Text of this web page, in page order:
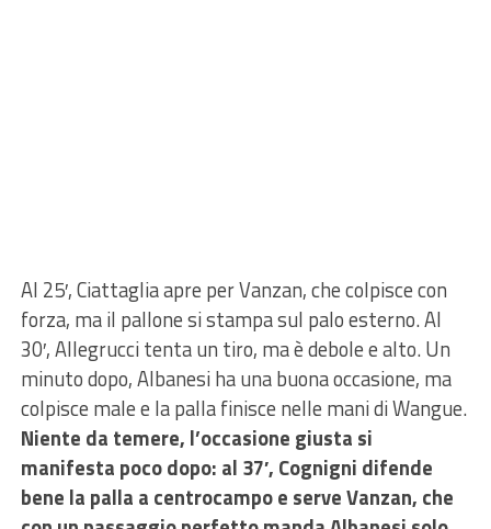
Al 25′, Ciattaglia apre per Vanzan, che colpisce con
forza, ma il pallone si stampa sul palo esterno. Al
30′, Allegrucci tenta un tiro, ma è debole e alto. Un
minuto dopo, Albanesi ha una buona occasione, ma
colpisce male e la palla finisce nelle mani di Wangue.
Niente da temere, l’occasione giusta si
manifesta poco dopo: al 37′, Cognigni difende
bene la palla a centrocampo e serve Vanzan, che